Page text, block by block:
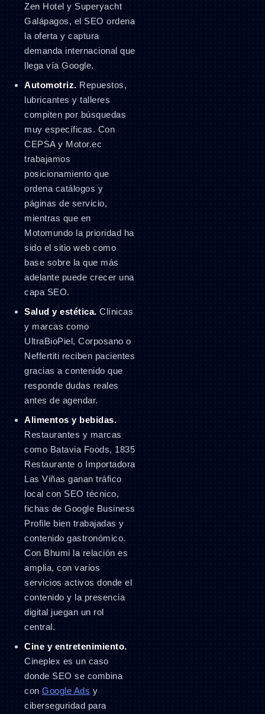
Zen Hotel y Superyacht
Galápagos, el SEO ordena
la oferta y captura
demanda internacional que
llega vía Google.
Automotriz. Repuestos,
lubricantes y talleres
compiten por búsquedas
muy específicas. Con
CEPSA y Motor.ec
trabajamos
posicionamiento que
ordena catálogos y
páginas de servicio,
mientras que en
Motomundo la prioridad ha
sido el sitio web como
base sobre la que más
adelante puede crecer una
capa SEO.
Salud y estética. Clínicas
y marcas como
UltraBioPiel, Corposano o
Neffertiti reciben pacientes
gracias a contenido que
responde dudas reales
antes de agendar.
Alimentos y bebidas.
Restaurantes y marcas
como Batavia Foods, 1835
Restaurante o Importadora
Las Viñas ganan tráfico
local con SEO técnico,
fichas de Google Business
Profile bien trabajadas y
contenido gastronómico.
Con Bhumi la relación es
amplia, con varios
servicios activos donde el
contenido y la presencia
digital juegan un rol
central.
Cine y entretenimiento.
Cineplex es un caso
donde SEO se combina
con Google Ads y
ciberseguridad para